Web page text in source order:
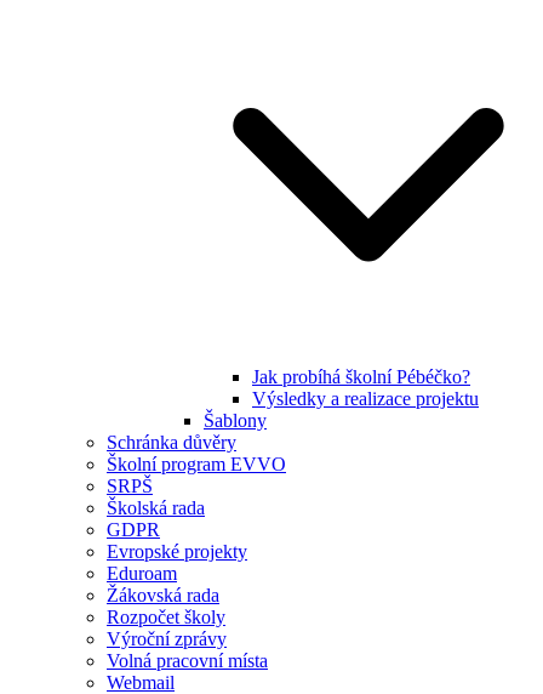
Jak probíhá školní Pébéčko?
Výsledky a realizace projektu
Šablony
Schránka důvěry
Školní program EVVO
SRPŠ
Školská rada
GDPR
Evropské projekty
Eduroam
Žákovská rada
Rozpočet školy
Výroční zprávy
Volná pracovní místa
Webmail